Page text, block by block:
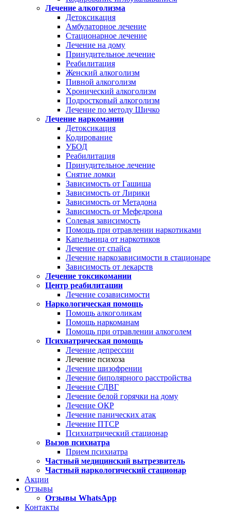
Лечение алкоголизма
Детоксикация
Амбулаторное лечение
Стационарное лечение
Лечение на дому
Принудительное лечение
Реабилитация
Женский алкоголизм
Пивной алкоголизм
Хронический алкоголизм
Подростковый алкоголизм
Лечение по методу Шичко
Лечение наркомании
Детоксикация
Кодирование
УБОД
Реабилитация
Принудительное лечение
Снятие ломки
Зависимость от Гашиша
Зависимость от Лирики
Зависимость от Метадона
Зависимость от Мефедрона
Солевая зависимость
Помощь при отравлении наркотиками
Капельница от наркотиков
Лечение от спайса
Лечение наркозависимости в стационаре
Зависимость от лекарств
Лечение токсикомании
Центр реабилитации
Лечение созависимости
Наркологическая помощь
Помощь алкоголикам
Помощь наркоманам
Помощь при отравлении алкоголем
Психиатрическая помощь
Лечение депрессии
Лечение психоза
Лечение шизофрении
Лечение биполярного расстройства
Лечение СДВГ
Лечение белой горячки на дому
Лечение ОКР
Лечение панических атак
Лечение ПТСР
Психиатрический стационар
Вызов психиатра
Прием психиатра
Частный медицинский вытрезвитель
Частный наркологический стационар
Акции
Отзывы
Отзывы WhatsApp
Контакты